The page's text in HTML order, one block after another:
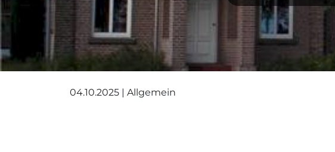
04.10.2025 | Allgemein